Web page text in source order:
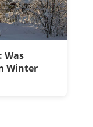
Was
Winter